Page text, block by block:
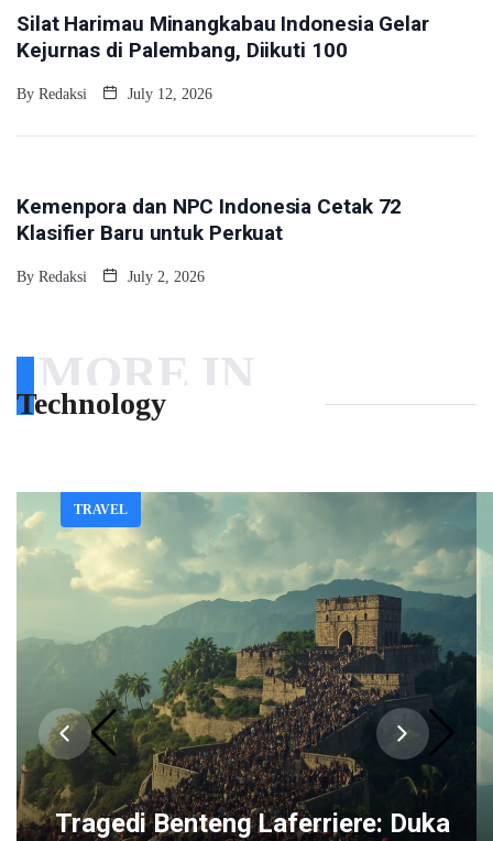
Silat Harimau Minangkabau Indonesia Gelar
Kejurnas di Palembang, Diikuti 100
By Redaksi July 12, 2026
Kemenpora dan NPC Indonesia Cetak 72
Klasifier Baru untuk Perkuat
By Redaksi July 2, 2026
MORE IN
Technology
TRAVEL
Tragedi Benteng Laferriere: Duka